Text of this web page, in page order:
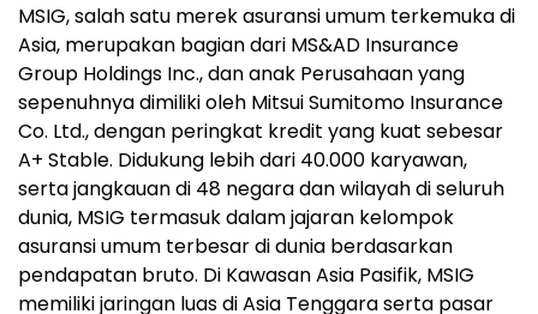
MSIG, salah satu merek asuransi umum terkemuka di
Asia, merupakan bagian dari MS&AD Insurance
Group Holdings Inc., dan anak Perusahaan yang
sepenuhnya dimiliki oleh Mitsui Sumitomo Insurance
Co. Ltd., dengan peringkat kredit yang kuat sebesar
A+ Stable. Didukung lebih dari 40.000 karyawan,
serta jangkauan di 48 negara dan wilayah di seluruh
dunia, MSIG termasuk dalam jajaran kelompok
asuransi umum terbesar di dunia berdasarkan
pendapatan bruto. Di Kawasan Asia Pasifik, MSIG
memiliki jaringan luas di Asia Tenggara serta pasar